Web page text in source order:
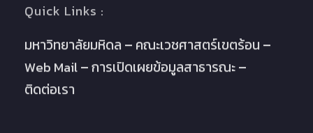
Quick Links :
มหาวิทยาลัยมหิดล
คณะเวชศาสตร์เขตร้อน
Web Mail
การเปิดเผยข้อมูลสาธารณะ
ติดต่อเรา